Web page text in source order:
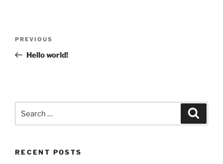
Previous
Post
PREVIOUS
Hello world!
for:
RECENT POSTS